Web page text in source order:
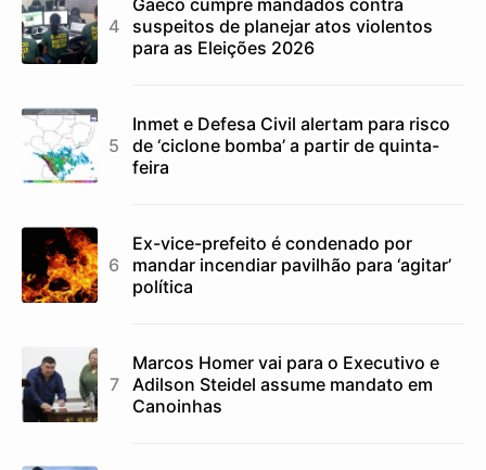
Gaeco cumpre mandados contra
suspeitos de planejar atos violentos
para as Eleições 2026
Inmet e Defesa Civil alertam para risco
de ‘ciclone bomba’ a partir de quinta-
feira
Ex-vice-prefeito é condenado por
mandar incendiar pavilhão para ‘agitar’
política
Marcos Homer vai para o Executivo e
Adilson Steidel assume mandato em
Canoinhas